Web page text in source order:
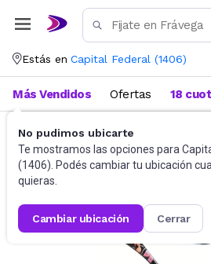
Estás en Capital Federal (1406)
No pudimos ubicarte
Te mostramos las opciones para
(1406). Podés cambiar tu ubicación
quieras.
cambiar ubicación cerrar
Más Vendidos Ofertas 18
Accesorios Anteojos de sol